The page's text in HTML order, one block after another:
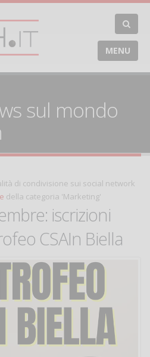
MENU
sul mondo
di condivisione sui social network
della categoria 'Marketing'
iscrizioni
CSAIn Biella